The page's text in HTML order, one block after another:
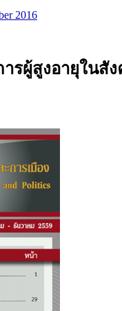
2016
รผู้สูงอายุในสั